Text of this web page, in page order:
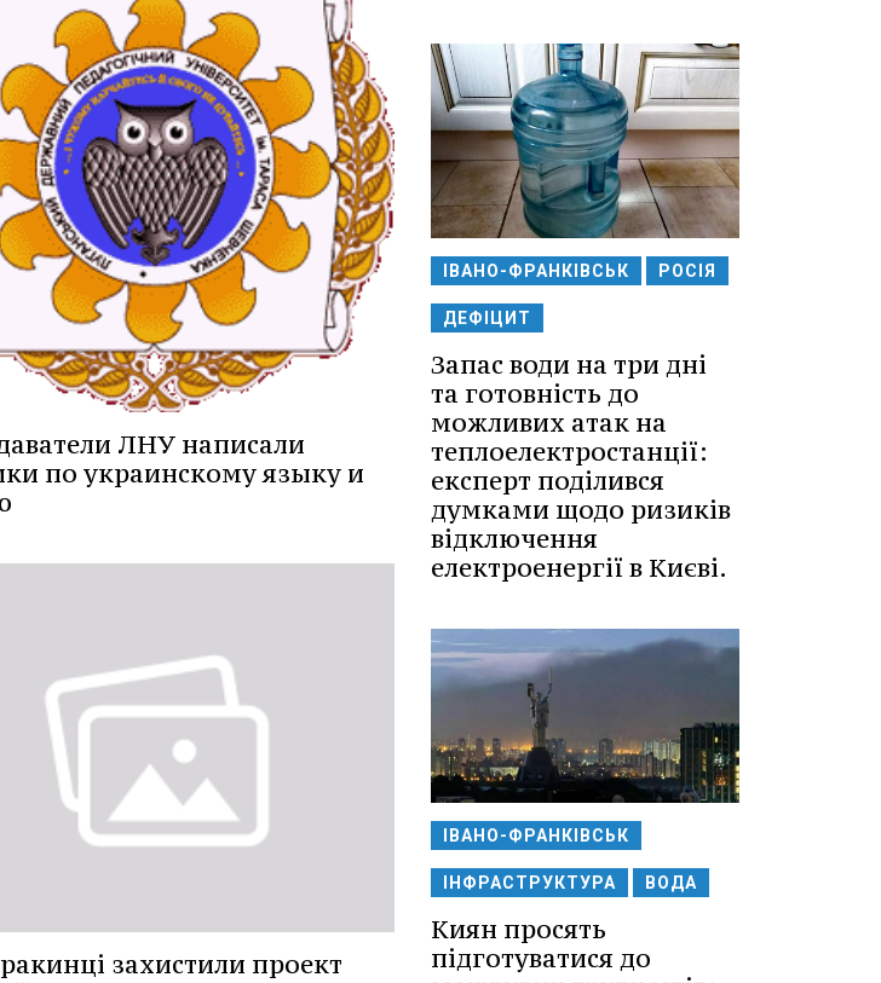
ЛНУ написали
по украинскому языку и
захистили проект
ІВАНО-ФРАНКІВСЬК РОСІЯ
ДЕФІЦИТ
Запас води на три дні
та готовність до
можливих атак на
теплоелектростанції:
експерт поділився
думками щодо ризиків
відключення
електроенергії в Києві.
ІВАНО-ФРАНКІВСЬК
ІНФРАСТРУКТУРА ВОДА
Киян просять
підготуватися до